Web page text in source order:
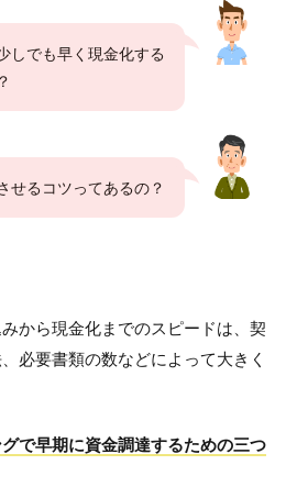
しでも早く現金化する
せるコツってあるの？
から現金化までのスピードは、契
必要書類の数などによって大きく
で早期に資金調達するための三つ